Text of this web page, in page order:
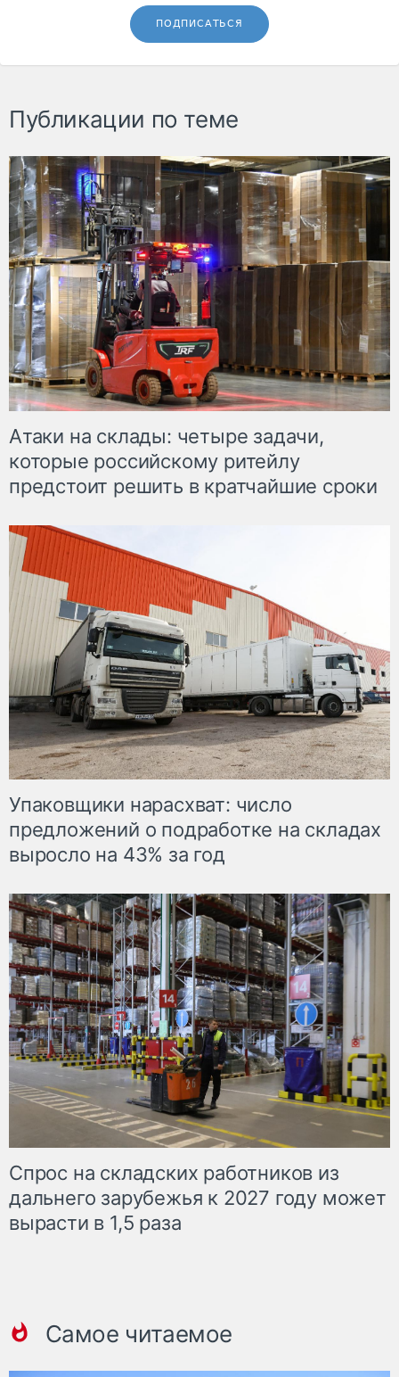
ПОДПИСАТЬСЯ
Публикации по теме
Атаки на склады: четыре задачи,
которые российскому ритейлу
предстоит решить в кратчайшие сроки
Упаковщики нарасхват: число
предложений о подработке на складах
выросло на 43% за год
Спрос на складских работников из
дальнего зарубежья к 2027 году может
вырасти в 1,5 раза
Самое читаемое